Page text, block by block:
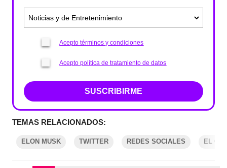
Acepto términos y condiciones
Acepto política de tratamiento de datos
SUSCRIBIRME
TEMAS RELACIONADOS:
ELON MUSK TWITTER REDES SOCIALES EL